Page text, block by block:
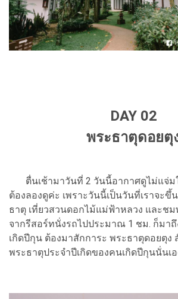
DAY 02
พระธาตุดอยตุ
ตื่นเช้ามาวันที่ 2 วันนี้อากาศดูไม่แจ่มใ
ต้องลองดูค่ะ เพราะวันนี้เป็นวันที่เราจะขึ้
ธาตุ เที่ยวสวนดอกไม้แม่ฟ้าหลวง และช
จากรีสอร์ทนั่งรถไปประมาณ 1 ชม. ก็มา
เกิดปีกุน ต้องมาสักการะ พระธาตุดอยตุง
พระธาตุประจำปีเกิดของคนเกิดปีกุนนั่นเอ